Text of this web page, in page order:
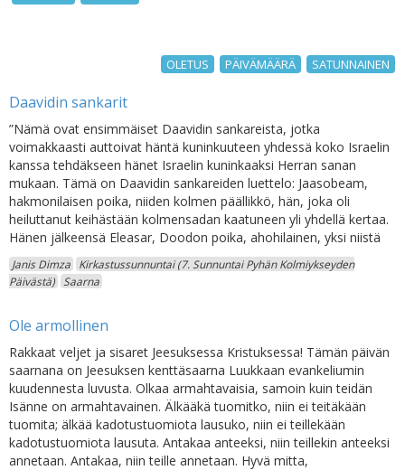
OLETUS PÄIVÄMÄÄRÄ SATUNNAINEN
Daavidin sankarit
”Nämä ovat ensimmäiset Daavidin sankareista, jotka
voimakkaasti auttoivat häntä kuninkuuteen yhdessä koko Israelin
kanssa tehdäkseen hänet Israelin kuninkaaksi Herran sanan
mukaan. Tämä on Daavidin sankareiden luettelo: Jaasobeam,
hakmonilaisen poika, niiden kolmen päällikkö, hän, joka oli
heiluttanut keihästään kolmensadan kaatuneen yli yhdellä kertaa.
Hänen jälkeensä Eleasar, Doodon poika, ahohilainen, yksi niistä
Janis Dimza
Kirkastussunnuntai (7. Sunnuntai Pyhän Kolmiykseyden
Päivästä)
Saarna
Ole armollinen
Rakkaat veljet ja sisaret Jeesuksessa Kristuksessa! Tämän päivän
saarnana on Jeesuksen kenttäsaarna Luukkaan evankeliumin
kuudennesta luvusta. Olkaa armahtavaisia, samoin kuin teidän
Isänne on armahtavainen. Älkääkä tuomitko, niin ei teitäkään
tuomita; älkää kadotustuomiota lausuko, niin ei teillekään
kadotustuomiota lausuta. Antakaa anteeksi, niin teillekin anteeksi
annetaan. Antakaa, niin teille annetaan. Hyvä mitta,